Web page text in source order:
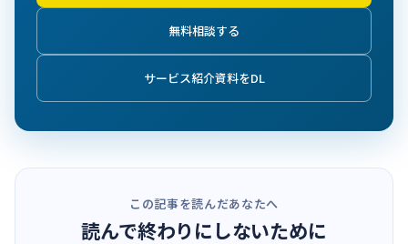
無料相談する
サービス紹介資料をDL
この記事を読んだあなたへ
読んで終わりにしないために